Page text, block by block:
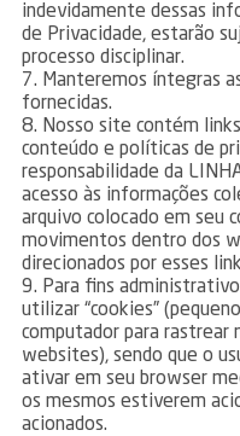
indevidamente dessas
de Privacidade, estarão
processo disciplinar.
7. Manteremos íntegras
fornecidas.
8. Nosso site contém
conteúdo e políticas de
responsabilidade da
acesso às informações
arquivo colocado em seu
movimentos dentro dos
direcionados por esses
9. Para fins
utilizar “cookies”
computador para
websites), sendo que o
ativar em seu browser
os mesmos estiverem
acionados.